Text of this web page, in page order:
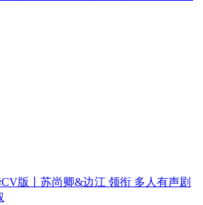
版丨苏尚卿&边江 领衔 多人有声剧